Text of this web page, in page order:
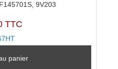
9V203
TTC
panier